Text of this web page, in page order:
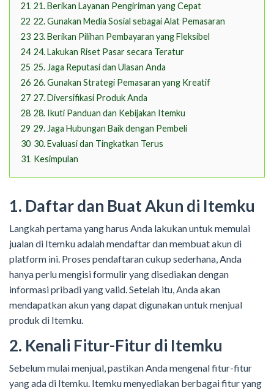
21 21. Berikan Layanan Pengiriman yang Cepat
22 22. Gunakan Media Sosial sebagai Alat Pemasaran
23 23. Berikan Pilihan Pembayaran yang Fleksibel
24 24. Lakukan Riset Pasar secara Teratur
25 25. Jaga Reputasi dan Ulasan Anda
26 26. Gunakan Strategi Pemasaran yang Kreatif
27 27. Diversifikasi Produk Anda
28 28. Ikuti Panduan dan Kebijakan Itemku
29 29. Jaga Hubungan Baik dengan Pembeli
30 30. Evaluasi dan Tingkatkan Terus
31 Kesimpulan
1. Daftar dan Buat Akun di Itemku
Langkah pertama yang harus Anda lakukan untuk memulai
jualan di Itemku adalah mendaftar dan membuat akun di
platform ini. Proses pendaftaran cukup sederhana, Anda
hanya perlu mengisi formulir yang disediakan dengan
informasi pribadi yang valid. Setelah itu, Anda akan
mendapatkan akun yang dapat digunakan untuk menjual
produk di Itemku.
2. Kenali Fitur-Fitur di Itemku
Sebelum mulai menjual, pastikan Anda mengenal fitur-fitur
yang ada di Itemku. Itemku menyediakan berbagai fitur yang